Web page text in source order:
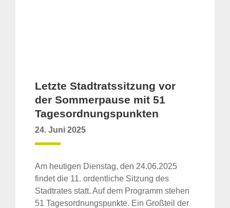
Letzte Stadtratssitzung vor
der Sommerpause mit 51
Tagesordnungspunkten
24. Juni 2025
Am heutigen Dienstag, den 24.06.2025
findet die 11. ordentliche Sitzung des
Stadtrates statt. Auf dem Programm stehen
51 Tagesordnungspunkte. Ein Großteil der